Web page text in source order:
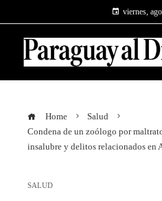
viernes,
Home
Salud
Condena de un zoólogo por
insalubre y delitos relacionados en
SALUD